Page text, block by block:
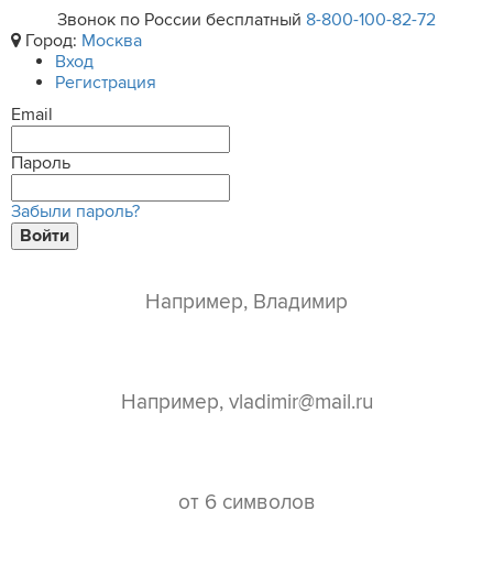
Звонок по России бесплатный 8-800-100-82-72
Город: Москва
Вход
Регистрация
Email
Пароль
Забыли пароль?
Войти